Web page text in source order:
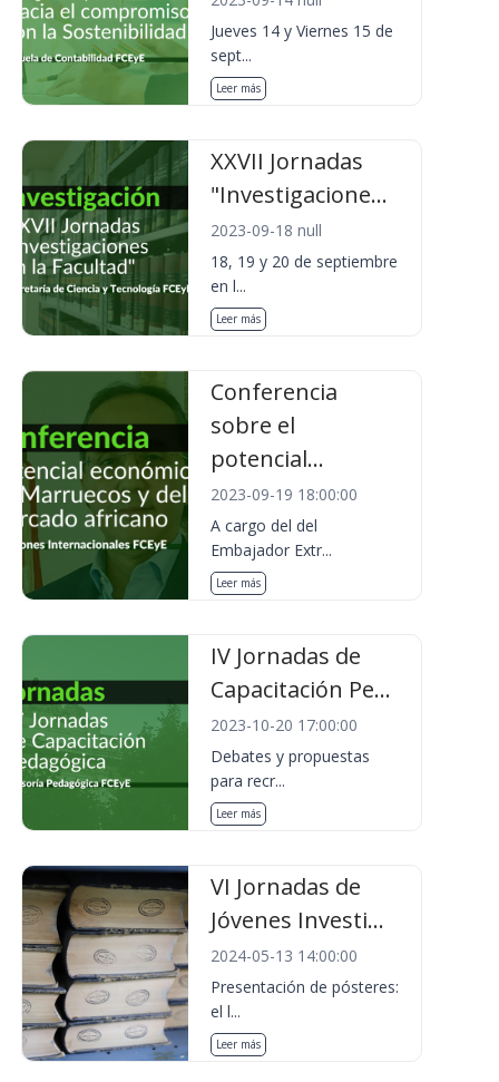
Jueves 14 y Viernes 15 de
sept...
Leer más
XXVII Jornadas
"Investigacione...
2023-09-18 null
18, 19 y 20 de septiembre
en l...
Leer más
Conferencia
sobre el
potencial...
2023-09-19 18:00:00
A cargo del del
Embajador Extr...
Leer más
IV Jornadas de
Capacitación Pe...
2023-10-20 17:00:00
Debates y propuestas
para recr...
Leer más
VI Jornadas de
Jóvenes Investi...
2024-05-13 14:00:00
Presentación de pósteres:
el l...
Leer más